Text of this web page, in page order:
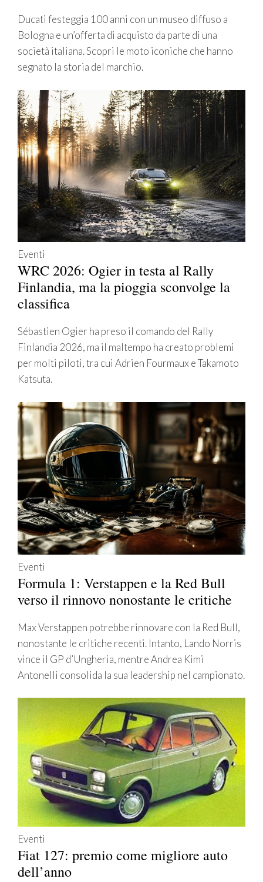
Ducati festeggia 100 anni con un museo diffuso a
Bologna e un’offerta di acquisto da parte di una
società italiana. Scopri le moto iconiche che hanno
segnato la storia del marchio.
Eventi
WRC 2026: Ogier in testa al Rally
Finlandia, ma la pioggia sconvolge la
classifica
Sébastien Ogier ha preso il comando del Rally
Finlandia 2026, ma il maltempo ha creato problemi
per molti piloti, tra cui Adrien Fourmaux e Takamoto
Katsuta.
Eventi
Formula 1: Verstappen e la Red Bull
verso il rinnovo nonostante le critiche
Max Verstappen potrebbe rinnovare con la Red Bull,
nonostante le critiche recenti. Intanto, Lando Norris
vince il GP d’Ungheria, mentre Andrea Kimi
Antonelli consolida la sua leadership nel campionato.
Eventi
Fiat 127: premio come migliore auto
dell’anno